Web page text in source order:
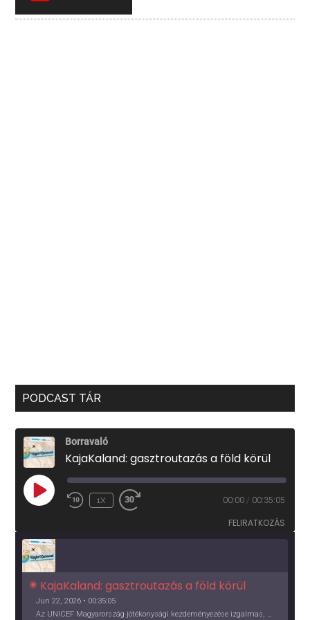
PODCAST TÁR
Borravaló
KajaKaland: gasztroutazás a föld körül
PLAY
EPISODE
1X 00:00 / 00:35:05
FELIRATKOZÁS
KajaKaland: gasztroutazás a föld körül
Jun 22, 2026 • 00:35:05
Az UNICEF Magyarország jótékonysági kezdeményezése izgalmas, egész éves világkörüli ízutazásra hív, igazi családi program és gasztroedukáció, illetve segítség a rászorulóknak is egyben.